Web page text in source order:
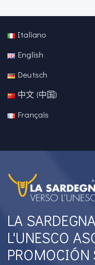
Italiano
English
Deutsch
中文 (中国)
Français
LA
L'UNESCO
PROMOCIÓN